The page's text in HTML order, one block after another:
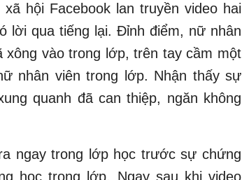
hội Facebook lan truyền video hai
lời qua tiếng lại. Đỉnh điểm, nữ nhân
xông vào trong lớp, trên tay cầm một
nhân viên trong lớp. Nhận thấy sự
quanh đã can thiệp, ngăn không
ngay trong lớp học trước sự chứng
học trong lớp. Ngay sau khi video